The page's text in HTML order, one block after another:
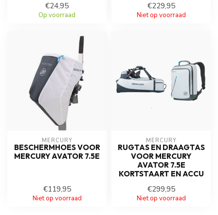
€24,95
Op voorraad
€229,95
Niet op voorraad
MERCURY
BESCHERMHOES VOOR
MERCURY AVATOR 7.5E
€119,95
Niet op voorraad
MERCURY
RUGTAS EN DRAAGTAS
VOOR MERCURY
AVATOR 7.5E
KORTSTAART EN ACCU
€299,95
Niet op voorraad